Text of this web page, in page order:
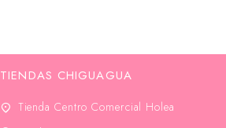
TIENDAS CHIGUAGUA
Tienda Centro Comercial Holea